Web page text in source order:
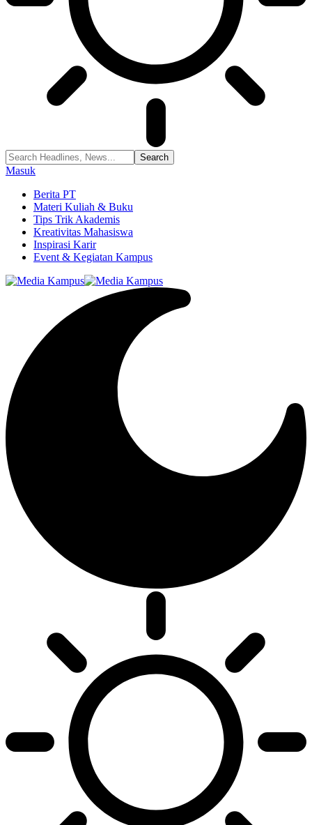
Masuk
Berita PT
Materi Kuliah & Buku
Tips Trik Akademis
Kreativitas Mahasiswa
Inspirasi Karir
Event & Kegiatan Kampus